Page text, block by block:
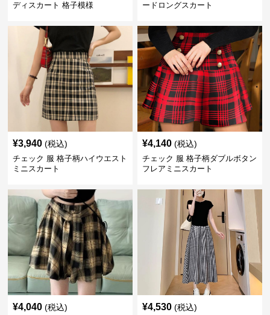
ディスカート 格子模様
ードロングスカート
¥3,940 (税込)
チェック 服 格子柄ハイウエスト
ミニスカート
¥4,140 (税込)
チェック 服 格子柄ダブルボタン
フレアミニスカート
¥4,040 (税込) ¥4,530 (税込)